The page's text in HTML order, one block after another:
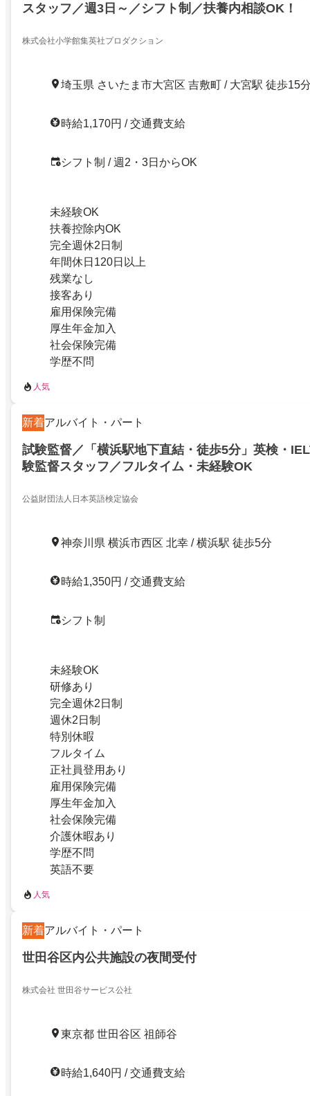
スタッフ／週3日～／シフト制／扶養内相談OK！
株式会社小学館集英社プロダクション
埼玉県 さいたま市大宮区 吉敷町 / 大宮駅 徒歩15
時給1,170円 / 交通費支給
シフト制 / 週2・3日からOK
未経験OK
扶養控除内OK
完全週休2日制
年間休日120日以上
残業なし
接客あり
雇用保険完備
厚生年金加入
社会保険完備
学歴不問
人気
新着アルバイト・パート
試験監督／「横浜駅地下直結・徒歩5分」英検・
験監督スタッフ／フルタイム・未経験OK
公益財団法人日本英語検定協会
神奈川県 横浜市西区 北幸 / 横浜駅 徒歩5分
時給1,350円 / 交通費支給
シフト制
未経験OK
研修あり
完全週休2日制
週休2日制
特別休暇
フルタイム
正社員登用あり
雇用保険完備
厚生年金加入
社会保険完備
介護休暇あり
学歴不問
英語不要
人気
新着アルバイト・パート
世田谷区内公共施設の夜間受付
株式会社 世田谷サービス公社
東京都 世田谷区 祖師谷
時給1,640円 / 交通費支給